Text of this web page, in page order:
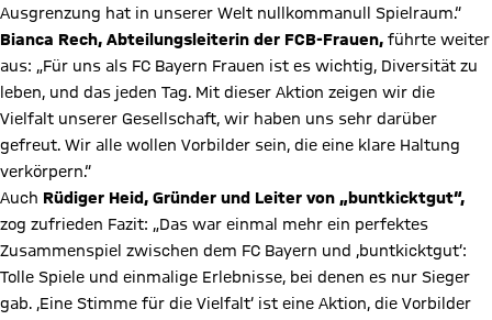
Ausgrenzung hat in unserer Welt nullkommanull Spielraum.“
Bianca Rech, Abteilungsleiterin der FCB-Frauen, führte weiter
aus: „Für uns als FC Bayern Frauen ist es wichtig, Diversität zu
leben, und das jeden Tag. Mit dieser Aktion zeigen wir die
Vielfalt unserer Gesellschaft, wir haben uns sehr darüber
gefreut. Wir alle wollen Vorbilder sein, die eine klare Haltung
verkörpern.“
ist
occurred,
try again
Auch Rüdiger Heid, Gründer und Leiter von „buntkicktgut“,
zog zufrieden Fazit: „Das war einmal mehr ein perfektes
Zusammenspiel zwischen dem FC Bayern und ,buntkicktgut‘:
Tolle Spiele und einmalige Erlebnisse, bei denen es nur Sieger
gab. ,Eine Stimme für die Vielfalt‘ ist eine Aktion, die Vorbilder